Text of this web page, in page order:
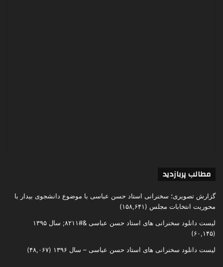
مطالب پربازدید
گزارش تصویری؛ سخنرانی استاد حسن عباسی با موضوع دانشجوی بیدار با
محوریت انتخابات مجلس (۱۵۸,۶۴۱)
لیست دانلود سخنرانی های استاد حسن عباسی &#۸۲۱۱; سال ۱۳۹۵
(۶۰,۱۴۵)
لیست دانلود سخنرانی های استاد حسن عباسی – سال ۱۳۹۶ (۴۸,۰۶۷)